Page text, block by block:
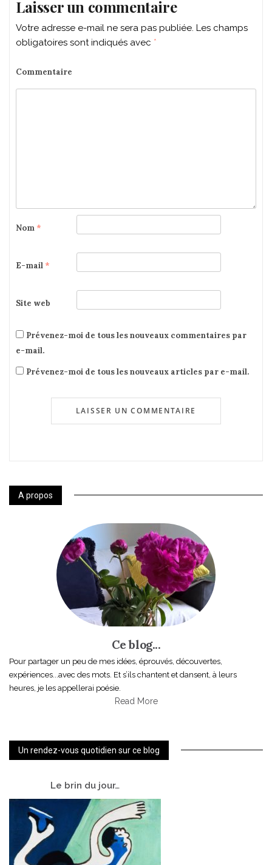
Laisser un commentaire
Votre adresse e-mail ne sera pas publiée. Les champs
obligatoires sont indiqués avec *
Commentaire
Nom *
E-mail *
Site web
Prévenez-moi de tous les nouveaux commentaires par
e-mail.
Prévenez-moi de tous les nouveaux articles par e-mail.
A propos
Ce blog...
Pour partager un peu de mes idées, éprouvés, découvertes,
expériences...avec des mots. Et s’ils chantent et dansent, à leurs
heures, je les appellerai poésie.
Read More
Un rendez-vous quotidien sur ce blog
Le brin du jour…